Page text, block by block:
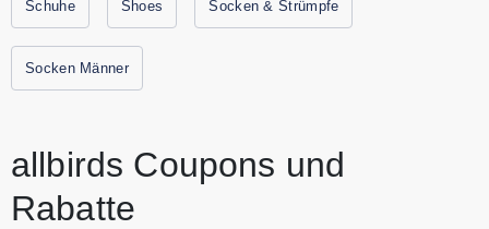
nehmen kannst. Entdecke bei Allbirds die richtige Schuhe
für jeden aus nachhaltigen, natürlichen Materialien zum
besten Preis. Alle aktuellen Gutscheine und Rabattaktionen
Schuhe Shoes Socken & Strümpfe
Socken Männer
allbirds Coupons und
Rabatte